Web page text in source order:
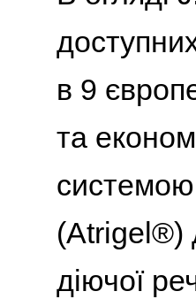
в 9
та
системою
(Atrigel®)
діючої